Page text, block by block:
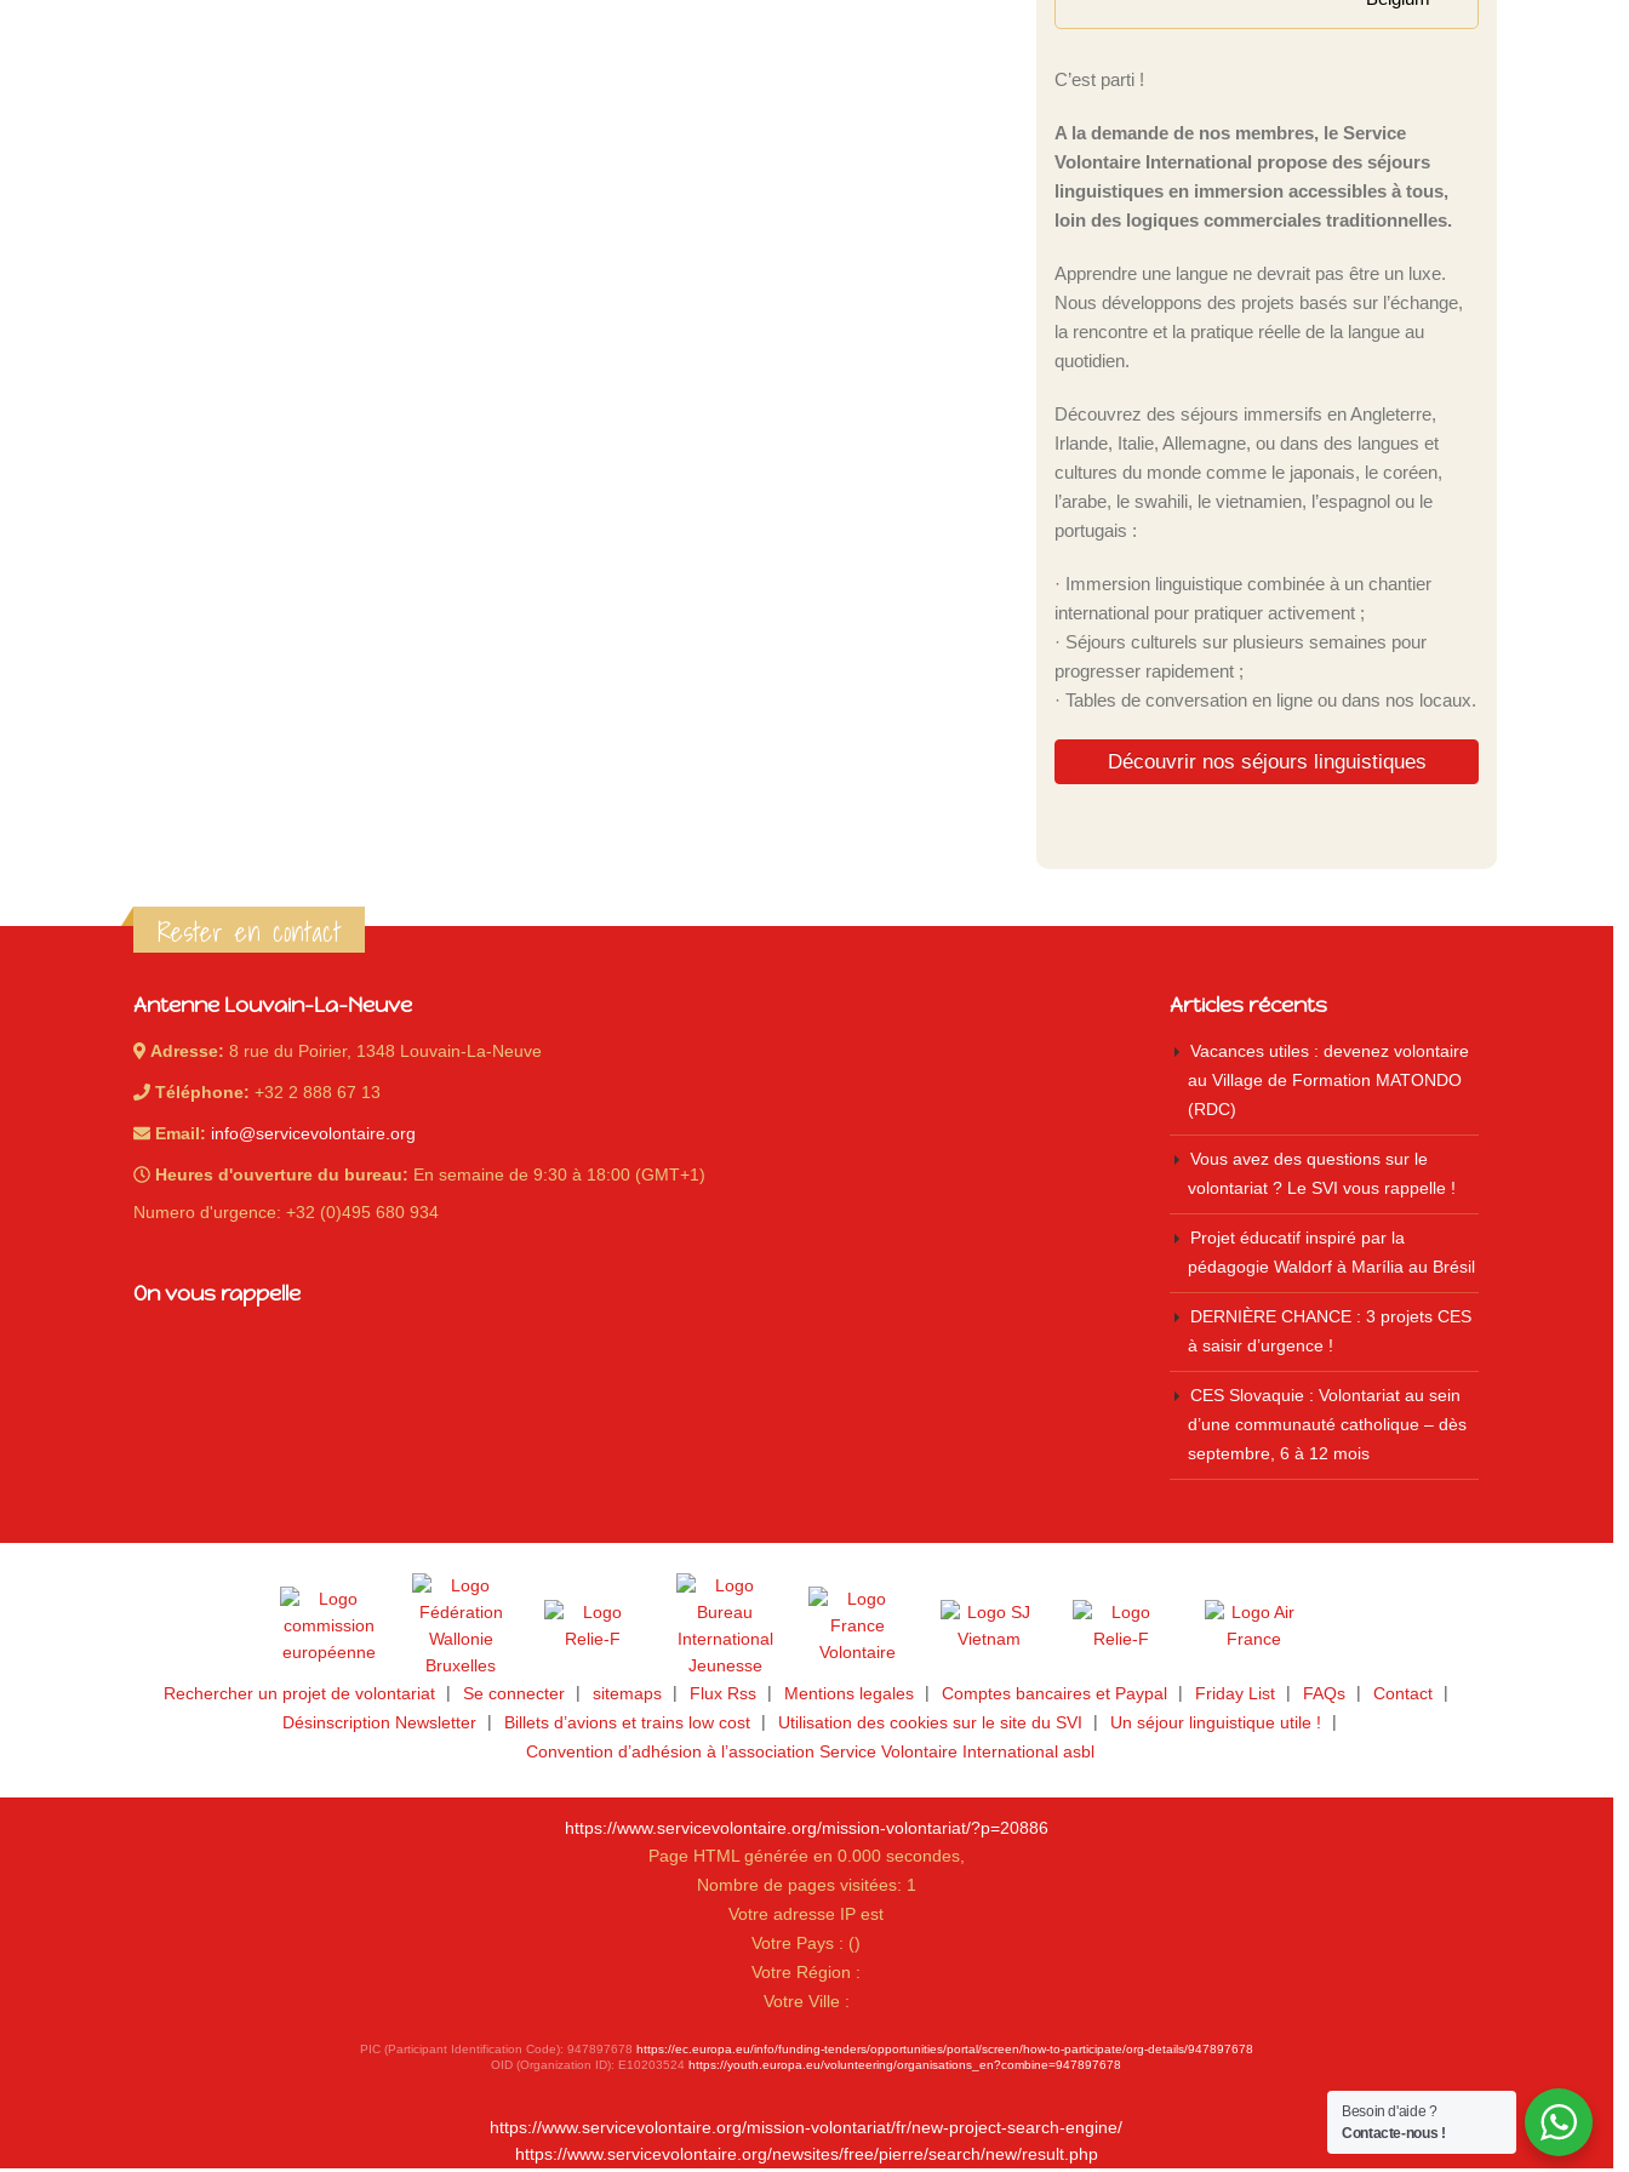
C’est parti !
A la demande de nos membres, le Service
Volontaire International propose des séjours
linguistiques en immersion accessibles à tous,
loin des logiques commerciales traditionnelles.
Apprendre une langue ne devrait pas être un luxe.
Nous développons des projets basés sur l’échange,
la rencontre et la pratique réelle de la langue au
quotidien.
Découvrez des séjours immersifs en Angleterre,
Irlande, Italie, Allemagne, ou dans des langues et
cultures du monde comme le japonais, le coréen,
l’arabe, le swahili, le vietnamien, l’espagnol ou le
portugais :
· Immersion linguistique combinée à un chantier
international pour pratiquer activement ;
· Séjours culturels sur plusieurs semaines pour
progresser rapidement ;
· Tables de conversation en ligne ou dans nos locaux.
Découvrir nos séjours linguistiques
Rester en contact
Antenne Louvain-La-Neuve
Adresse: 8 rue du Poirier, 1348 Louvain-La-Neuve
Téléphone: +32 2 888 67 13
Email: info@servicevolontaire.org
Heures d'ouverture du bureau: En semaine de 9:30 à 18:00 (GMT+1)
Numero d'urgence: +32 (0)495 680 934
On vous rappelle
Articles récents
Vacances utiles : devenez volontaire
au Village de Formation MATONDO
(RDC)
Vous avez des questions sur le
volontariat ? Le SVI vous rappelle !
Projet éducatif inspiré par la
pédagogie Waldorf à Marília au Brésil
DERNIÈRE CHANCE : 3 projets CES
à saisir d’urgence !
CES Slovaquie : Volontariat au sein
d’une communauté catholique – dès
septembre, 6 à 12 mois
Rechercher un projet de volontariat Se connecter sitemaps Flux Rss Mentions legales Comptes bancaires et Paypal Friday List FAQs
Contact
Désinscription Newsletter
Billets d’avions et trains low cost Utilisation des cookies sur le site du SVI
Un séjour linguistique utile !
Convention d’adhésion à l’association Service Volontaire International asbl
https://www.servicevolontaire.org/mission-volontariat/?p=20886
Page HTML générée en 0.000 secondes,
Nombre de pages visitées: 1
Votre adresse IP est
Votre Pays : ()
Votre Région :
Votre Ville :
PIC (Participant Identification Code): 947897678 https://ec.europa.eu/info/funding-tenders/opportunities/portal/screen/how-to-participate/org-details/947897678
OID (Organization ID): E10203524https://youth.europa.eu/volunteering/organisations_en?combine=947897678
https://www.servicevolontaire.org/mission-volontariat/fr/new-project-search-engine/
https://www.servicevolontaire.org/newsites/free/pierre/search/new/result.php
Besoin d'aide ?
Contacte-nous !